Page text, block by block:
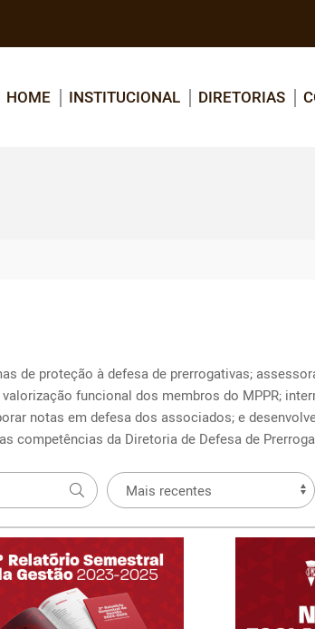
HOME INSTITUCIONAL DIRETORIAS
de proteção à defesa de prerrogativas;
funcional dos membros do MPPR;
notas em defesa dos associados; e
competências da Diretoria de Defesa de